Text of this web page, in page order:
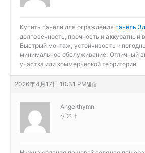
Купить панели для ограждения панель
долговечность, прочность и аккуратный
Быстрый монтаж, устойчивость к
минимальное обслуживание. Отличный
участка или коммерческой территории.
2026年4月17日 10:31 PM返信
Angelthymn
ゲスト